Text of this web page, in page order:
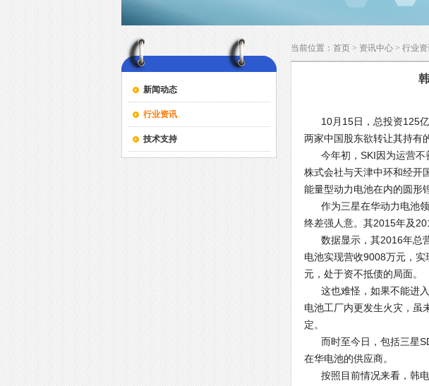
新闻动态
行业资讯
技术支持
当前位置： 首页 > 资讯中心 > 行业
10月15日，总投资125亿
两家中国股东欲转让其持有
今年初，SKI因为运营不
株式会社与天津中环和经开
能量型动力电池在内的圆形
作为三星在华动力电池领
终差强人意。其2015年及
数据显示，其2016年总营
电池实现营收9008万元，
元，处于资不抵债的局面。
这也难怪，如果不能进入
电池工厂内更发生火灾，虽
定。
而时至今日，包括三星
在华电池的供应商。
按照目前情况来看，韩电